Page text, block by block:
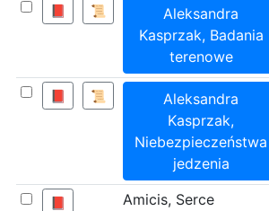
📕 📜
Aleksandra
Kasprzak, Badania
terenowe
📕 📜
Aleksandra
Kasprzak,
Niebezpieczeństwa
jedzenia
📕 Amicis, Serce